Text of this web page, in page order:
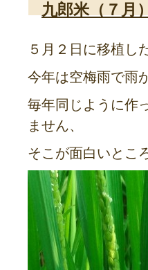
九郎米（７月）
５月２日に移植し
今年は空梅雨で雨
毎年同じように作
ません、
そこが面白いとこ